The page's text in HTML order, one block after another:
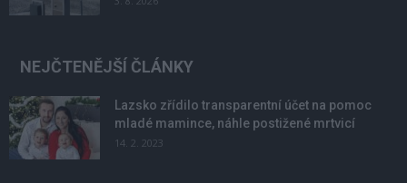
NEJČTENĚJŠÍ ČLÁNKY
Lazsko zřídilo transparentní účet na pomoc
mladé mamince, náhle postižené mrtvicí
14. 2. 2023